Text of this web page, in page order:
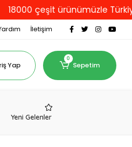
çeşit ürünümüzle Türkiye'nin
İletişim
Yap
0
Sepetim
Yeni Gelenler